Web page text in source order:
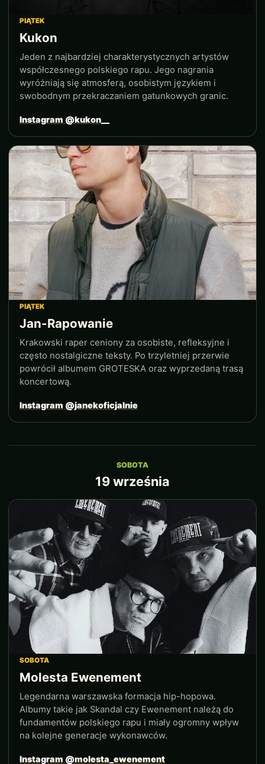
PIĄTEK
Kukon
Jeden z najbardziej charakterystycznych artystów
współczesnego polskiego rapu. Jego nagrania
wyróżniają się atmosferą, osobistym językiem i
swobodnym przekraczaniem gatunkowych granic.
Instagram @kukon__
PIĄTEK
Jan-Rapowanie
Krakowski raper ceniony za osobiste, refleksyjne i
często nostalgiczne teksty. Po trzyletniej przerwie
powrócił albumem GROTESKA oraz wyprzedaną trasą
koncertową.
Instagram @janekoficjalnie
SOBOTA
19 września
SOBOTA
Molesta Ewenement
Legendarna warszawska formacja hip-hopowa.
Albumy takie jak Skandal czy Ewenement należą do
fundamentów polskiego rapu i miały ogromny wpływ
na kolejne generacje wykonawców.
Instagram @molesta_ewenement